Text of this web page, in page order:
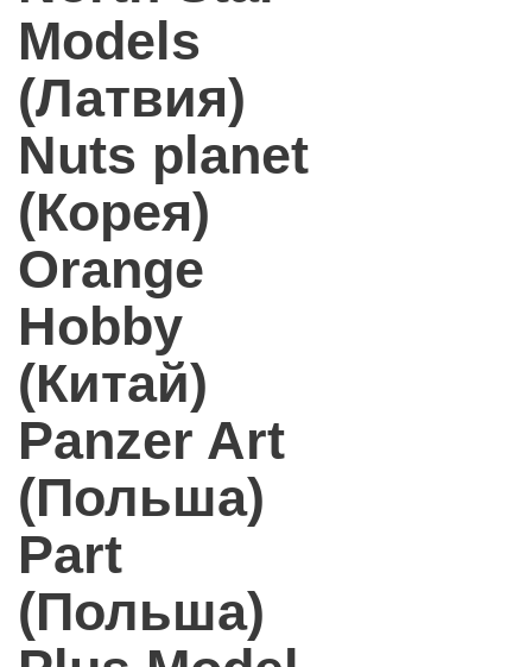
Models
(Латвия)
Nuts planet
(Корея)
Orange
Hobby
(Китай)
Panzer Art
(Польша)
Part
(Польша)